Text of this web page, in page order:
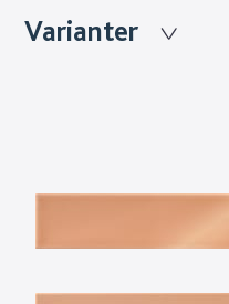
Varianter